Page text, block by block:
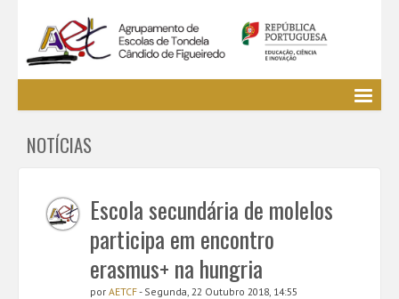
EE / Alunos
Cursos Profissionais
Bibliotecas
Media AETCF
Legislação
NOTÍCIAS
Escola secundária de molelos
participa em encontro
erasmus+ na hungria
por AETCF- Segunda, 22 Outubro 2018, 14:55